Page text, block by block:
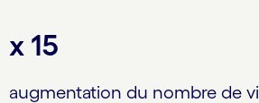
x 15
augmentation du nombre de